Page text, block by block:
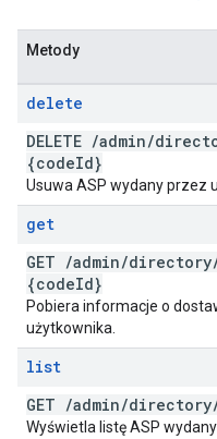
Metody
delete
DELETE /admin/
{codeId}
Usuwa ASP wydany przez
get
GET /admin/directory
{codeId}
Pobiera informacje o
użytkownika.
list
GET /admin/directory
Wyświetla listę ASP